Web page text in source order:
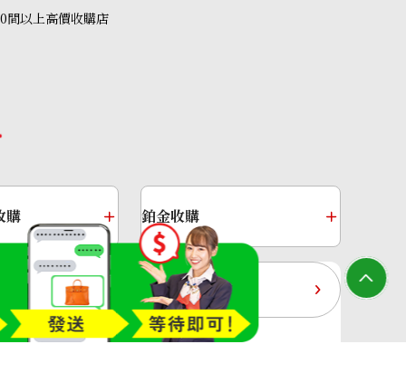
brooch 3 ct
間以上高價收購店
過去十年黃金價格
購 鉑金收購